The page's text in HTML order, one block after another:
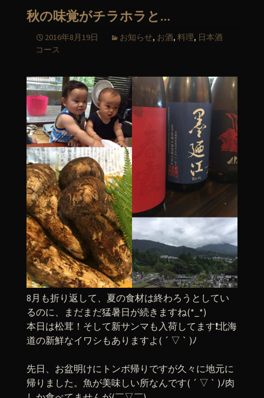
秋の味覚がチラホラと…
2016年8月19日 お知らせ, お酒, 料理, 日本酒
コース
8月も折り返して、夏の食材は終わろうとしてい
るのに、まだまだ猛暑日が続きますね(*_*)
本日は松茸！そして新サンマも入荷してます❗️北海
道の新鮮なイワシもありますよ( ´ ▽ ` )ﾉ
先日、お盆明けにトンボ帰りですが久々に地元に
帰りました。魚が美味しい所なんです( ´ ▽ ` )ﾉ肉